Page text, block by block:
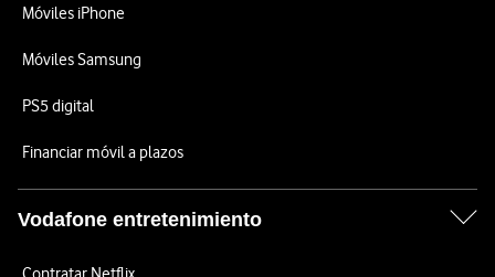
Móviles iPhone
Móviles Samsung
PS5 digital
Financiar móvil a plazos
Vodafone entretenimiento